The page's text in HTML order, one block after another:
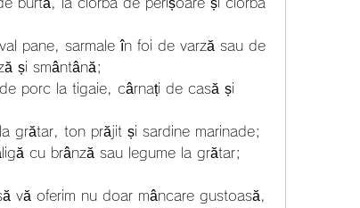
pane, sarmale în foi de varză sau de
și smântână;
porc la tigaie, cârnați de casă și
grătar, ton prăjit și sardine marinade;
cu brânză sau legume la grătar;
vă oferim nu doar mâncare gustoasă,